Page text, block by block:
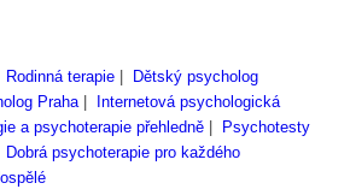
Rodinná terapie|
Dětský psycholog
Praha|
Internetová psychologická
a psychoterapie přehledně|
Psychotesty
Dobrá psychoterapie pro každého